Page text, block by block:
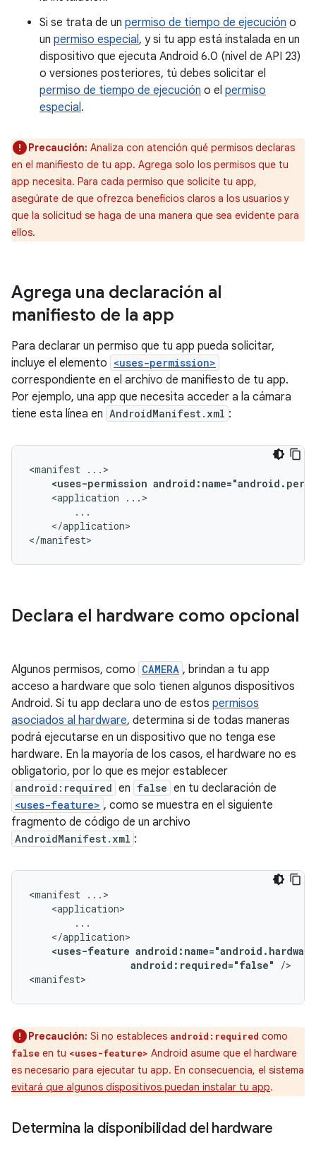
Si se trata de un permiso de tiempo de ejecución o
un permiso especial, y si tu app está instalada en un
dispositivo que ejecuta Android 6.0 (nivel de API 23)
o versiones posteriores, tú debes solicitar el
permiso de tiempo de ejecución o el permiso
especial.
Precaución: Analiza con atención qué permisos declaras
en el manifiesto de tu app. Agrega solo los permisos que tu
app necesita. Para cada permiso que solicite tu app,
asegúrate de que ofrezca beneficios claros a los usuarios y
que la solicitud se haga de una manera que sea evidente para
ellos.
Agrega una declaración al
manifiesto de la app
Para declarar un permiso que tu app pueda solicitar,
incluye el elemento <uses-permission>
correspondiente en el archivo de manifiesto de tu app.
Por ejemplo, una app que necesita acceder a la cámara
tiene esta línea en AndroidManifest.xml :
<manifest
<uses-permission
<application
</application>
</manifest>
Declara el hardware como opcional
Algunos permisos, como CAMERA , brindan a tu app
acceso a hardware que solo tienen algunos dispositivos
Android. Si tu app declara uno de estos permisos
asociados al hardware, determina si de todas maneras
podrá ejecutarse en un dispositivo que no tenga ese
hardware. En la mayoría de los casos, el hardware no es
obligatorio, por lo que es mejor establecer
android:required en false en tu declaración de
<uses-feature> , como se muestra en el siguiente
fragmento de código de un archivo
AndroidManifest.xml :
<manifest
<uses-feature
android:required="false"
/>
<manifest>
Precaución: Si no estableces android:required como
false en tu <uses-feature> Android asume que el hardware
es necesario para ejecutar tu app. En consecuencia, el sistema
evitará que algunos dispositivos puedan instalar tu app.
Determina la disponibilidad del hardware